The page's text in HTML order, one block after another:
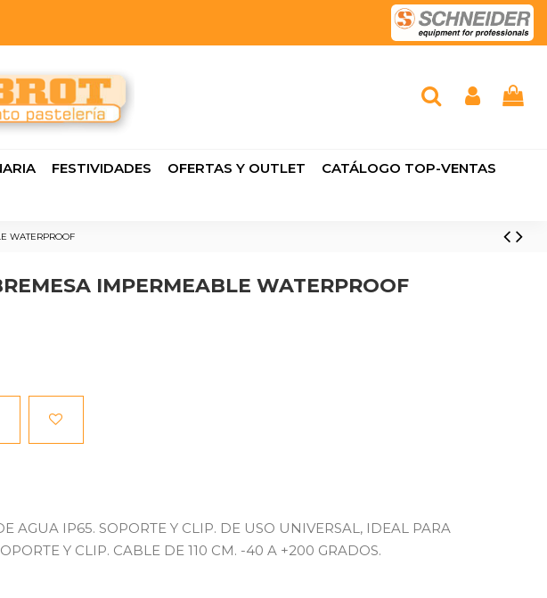
FESTIVIDADES OFERTAS Y OUTLET CATÁLOGO TOP-VENTAS
WATERPROOF
IMPERMEABLE WATERPROOF
AGUA IP65. SOPORTE Y CLIP. DE USO UNIVERSAL, IDEAL PARA
Y CLIP. CABLE DE 110 CM. -40 A +200 GRADOS.